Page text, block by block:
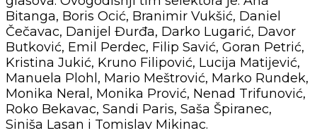
Bitanga, Boris Ocić, Branimir Vukšić, Daniel
Čečavac, Danijel Đurđa, Darko Lugarić, Davor
Butković, Emil Perdec, Filip Savić, Goran Petrić,
Kristina Jukić, Kruno Filipović, Lucija Matijević,
Manuela Plohl, Mario Meštrović, Marko Rundek,
Monika Neral, Monika Prović, Nenad Trifunović,
Roko Bekavac, Sandi Paris, Saša Špiranec,
Siniša Lasan i Tomislav Mikinac.